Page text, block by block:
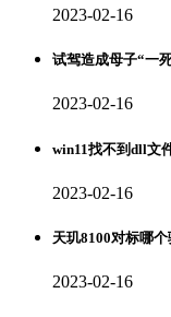
2023-02-16
试驾造成母子“一
2023-02-16
win11找不到dll文
2023-02-16
天玑8100对标哪
2023-02-16